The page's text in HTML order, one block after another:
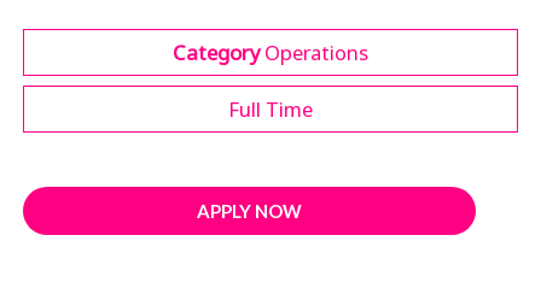
CategoryOperations
Full Time
APPLY NOW